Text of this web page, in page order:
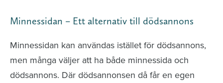
Minnessidan – Ett alternativ till dödsannons
Minnessidan kan användas istället för dödsannons,
men många väljer att ha både minnessida och
dödsannons. Där dödsannonsen då får en egen